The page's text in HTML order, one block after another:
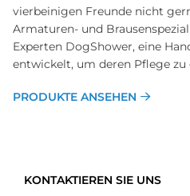
vierbeinigen Freunde nicht
Armaturen- und
Experten DogShower, eine
entwickelt, um deren Pflege zu
PRODUKTE ANSEHEN
KONTAKTIEREN SIE UNS